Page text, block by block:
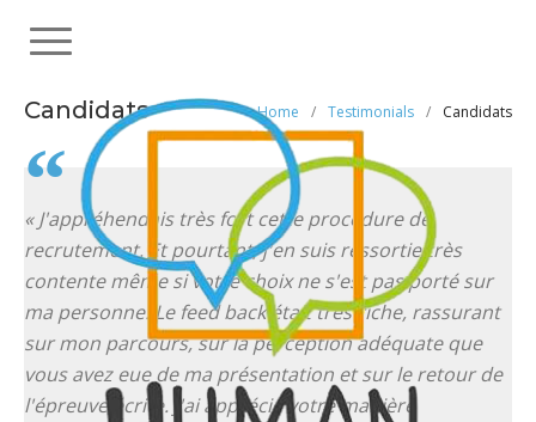
Candidats Home / Testimonials / Candidats
« J'appréhendais très fort cette procédure de
recrutement. Et pourtant, j'en suis ressortie très
contente même si votre choix ne s'est pas porté sur
ma personne. Le feedback était très riche, rassurant
sur mon parcours, sur la perception adéquate que
vous avez eue de ma présentation et sur le retour de
l'épreuve écrite. J'aiapprécié votre manière